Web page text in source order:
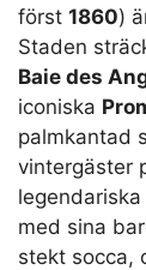
först 1860)
Staden
Baie des
iconiska
palmkantad
vintergäster
med sina
stekt socca,